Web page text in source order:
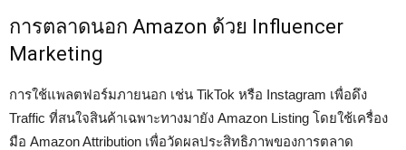
การตลาดนอก Amazon ด้วย Influencer
Marketing
การใช้แพลตฟอร์มภายนอก เช่น TikTok หรือ Instagram เพื่อดึง
Traffic ที่สนใจสินค้าเฉพาะทางมายัง Amazon Listing โดยใช้เครื่อง
มือ Amazon Attribution เพื่อวัดผลประสิทธิภาพของการตลาด